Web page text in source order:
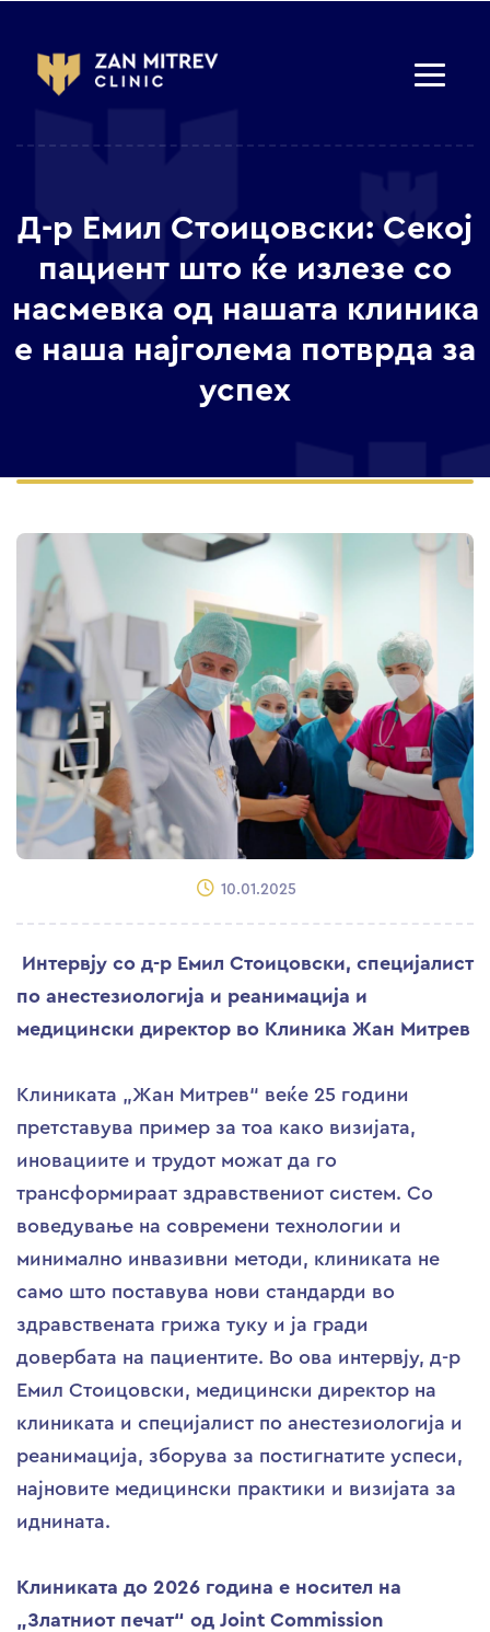
Д-р Емил Стоицовски: Секој
пациент што ќе излезе со
насмевка од нашата клиника
е наша најголема потврда за
успех
10.01.2025
Интервју со д-р Емил Стоицовски, специјалист
по анестезиологија и реанимација и
медицински директор во Клиника Жан Митрев
Клиниката „Жан Митрев“ веќе 25 години
претставува пример за тоа како визијата,
иновациите и трудот можат да го
трансформираат здравствениот систем. Со
воведување на современи технологии и
минимално инвазивни методи, клиниката не
само што поставува нови стандарди во
здравствената грижа туку и ја гради
довербата на пациентите. Во ова интервју, д-р
Емил Стоицовски, медицински директор на
клиниката и специјалист по анестезиологија и
реанимација, зборува за постигнатите успеси,
најновите медицински практики и визијата за
иднината.
Клиниката до 2026 година е носител на
„Златниот печат“ од Joint Commission